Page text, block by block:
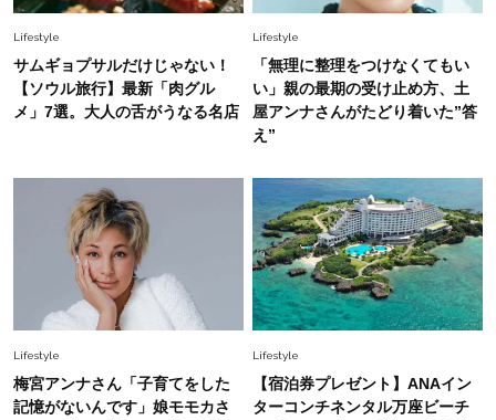
Lifestyle
サムギョプサルだけじゃない！
【ソウル旅行】最新「肉グル
メ」7選。大人の舌がうなる名店
Lifestyle
「無理に整理をつけなくてもい
い」親の最期の受け止め方、土
屋アンナさんがたどり着いた”答
え”
Lifestyle
梅宮アンナさん「子育てをした
記憶がないんです」娘モモカさ
Lifestyle
【宿泊券プレゼント】ANAイン
ターコンチネンタル万座ビーチ